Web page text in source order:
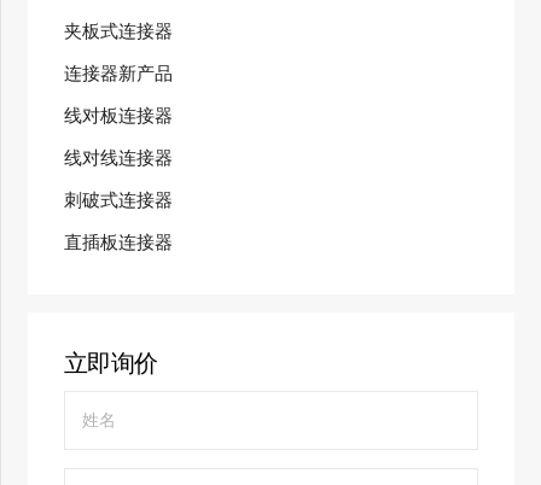
夹板式连接器
连接器新产品
线对板连接器
线对线连接器
刺破式连接器
直插板连接器
立即询价